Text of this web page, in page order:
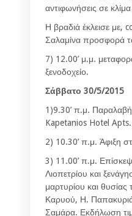
αντιφωνήσεις σε
Η βραδιά έκλεισε με,
Σαλαμίνα προσφορά
7) 12.00’ μ.μ.
ξενοδοχείο.
Σάββατο 30/5/2015
1)9.30’ π.μ.
Kapetanios Hotel Apts.
2) 10.30’ π.μ. Άφιξη
3) 11.00’ π.μ.
Λιοπετρίου και
μαρτυρίου και
Καρυού, Η.
Σαμάρα. Εκδήλωση